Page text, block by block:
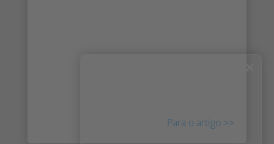
Para o artigo >>